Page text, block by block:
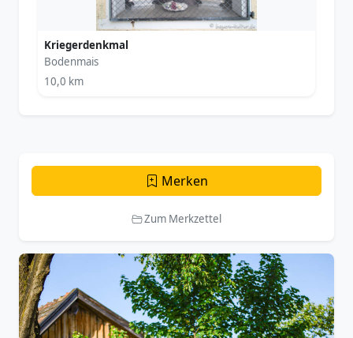
Kriegerdenkmal
Bodenmais
10,0 km
Merken
Zum Merkzettel